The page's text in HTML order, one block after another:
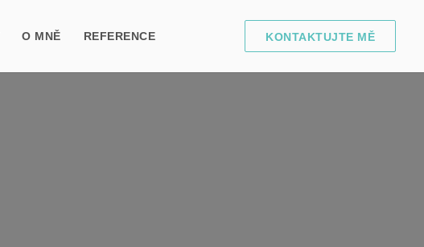
O MNĚ REFERENCE KONTAKTUJTE MĚ